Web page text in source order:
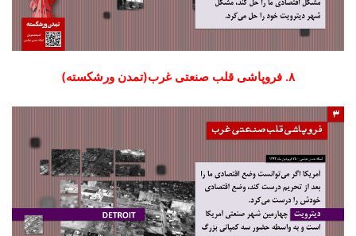
۸. فروپاشی قلب صنعتی غرب(تمدن ورشکسته)